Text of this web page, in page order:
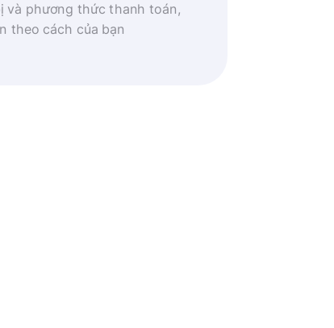
và phương thức thanh toán,
theo cách của bạn